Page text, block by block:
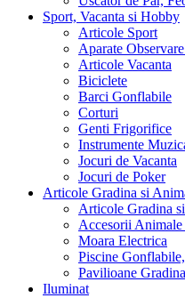
Sport, Vacanta si Hobby
Articole Sport
Aparate
Articole Vacanta
Biciclete
Barci Gonflabile
Corturi
Genti Frigorifice
Instrumente
Jocuri de Vacanta
Jocuri de Poker
Articole Gradina si
Articole Gradina
Accesorii Animale
Moara Electrica
Piscine
Pavilioane Gradina
Iluminat